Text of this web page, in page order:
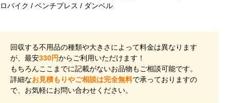
ロバイク / ベンチプレス / ダンベル
回収する不用品の種類や大きさによって料金は異なります
が、最安330円からご利用いただけます！
もちろんここまでに記載がないお品物もご相談可能です。
詳細なお見積もりやご相談は完全無料で承っておりますの
で、お気軽にお問い合わせください。